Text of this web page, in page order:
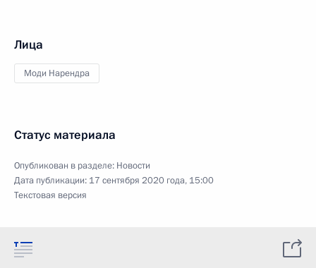
Лица
Моди Нарендра
Статус материала
Опубликован в разделе: Новости
Дата публикации: 17 сентября 2020 года, 15:00
Текстовая версия